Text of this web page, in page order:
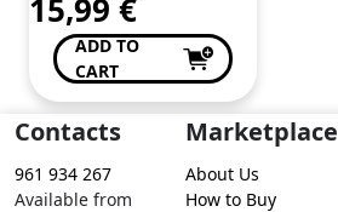
15,99 €
ADD TO
CART
Contacts
961 934 267
Available from
Marketplace
About Us
How to Buy